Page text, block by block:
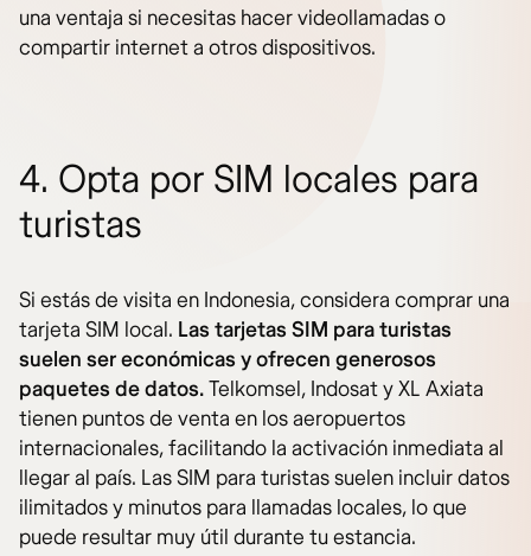
una ventaja si necesitas hacer videollamadas o
compartir internet a otros dispositivos.
4. Opta por SIM locales para
turistas
Si estás de visita en Indonesia, considera comprar una
tarjeta SIM local. Las tarjetas SIM para turistas
suelen ser económicas y ofrecen generosos
paquetes de datos.Telkomsel, Indosat y XL Axiata
tienen puntos de venta en los aeropuertos
internacionales, facilitando la activación inmediata al
llegar al país. Las SIM para turistas suelen incluir datos
ilimitados y minutos para llamadas locales, lo que
puede resultar muy útil durante tu estancia.